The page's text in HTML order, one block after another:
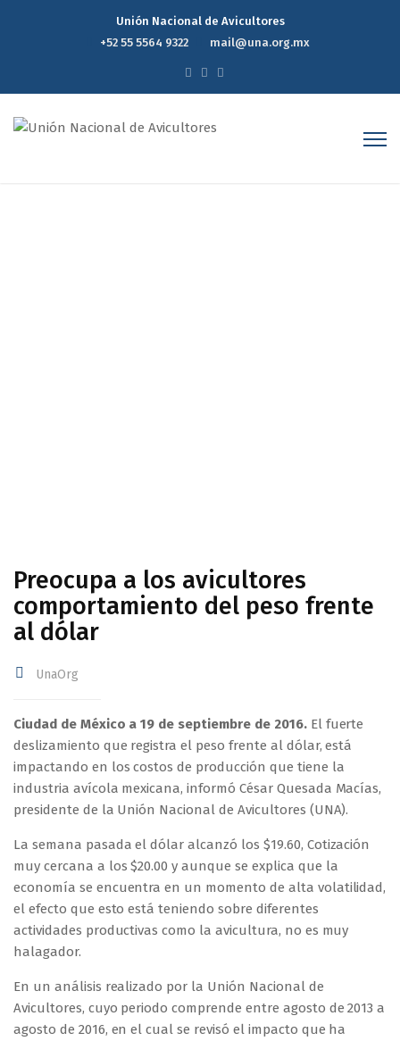
Unión Nacional de Avicultores
+52 55 5564 9322
mail@una.org.mx
Preocupa a los avicultores
comportamiento del peso frente
al dólar
UnaOrg
Ciudad de México a 19 de septiembre de 2016.El fuerte
deslizamiento que registra el peso frente al dólar, está
impactando en los costos de producción que tiene la
industria avícola mexicana, informó César Quesada Macías,
presidente de la Unión Nacional de Avicultores (UNA).
La semana pasada el dólar alcanzó los $19.60, Cotización
muy cercana a los $20.00 y aunque se explica que la
economía se encuentra en un momento de alta volatilidad,
el efecto que esto está teniendo sobre diferentes
actividades productivas como la avicultura, no es muy
halagador.
En un análisis realizado por la Unión Nacional de
Avicultores, cuyo periodo comprende entre agosto de 2013 a
agosto de 2016, en el cual se revisó el impacto que ha